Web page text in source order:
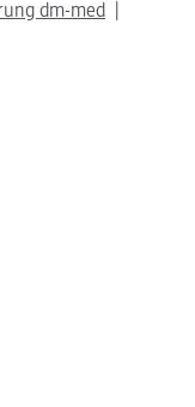
dm-med